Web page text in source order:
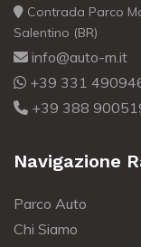
Contrada Parco
Salentino (BR)
info@auto-m.it
+39 331
+39 388
Navigazione
Parco Auto
Chi Siamo